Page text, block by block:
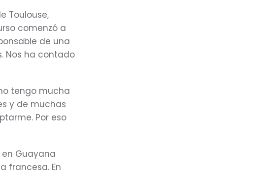
Toulouse,
comenzó a
de una
Nos ha contado
tengo mucha
y de muchas
Por eso
Guayana
francesa. En